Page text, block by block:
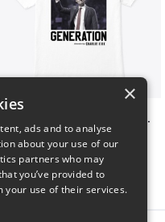
Charlie Kirk A Voice For His Generation
$7
×
ads and to analyse
about your use of our
partners who may
you’ve provided to
your use of their services.